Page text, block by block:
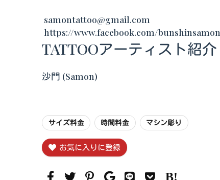
samontattoo@gmail.com
https://www.facebook.com/bunshinsamon
TATTOOアーティスト紹介
沙門 (Samon)
サイズ料金 時間料金 マシン彫り
お気に入りに登録